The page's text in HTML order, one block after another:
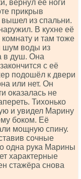
вернул её ноги
прикрыв
из спальни.
В кухне её
и там тоже
шум воды из
в душ. Она
с её
подошёл к двери
или нет. Он
оказалась не
Тихонько
и увидел Марину
боком. Её
мощную спину.
сочные
одна рука Марины
характерные
стажёра снова